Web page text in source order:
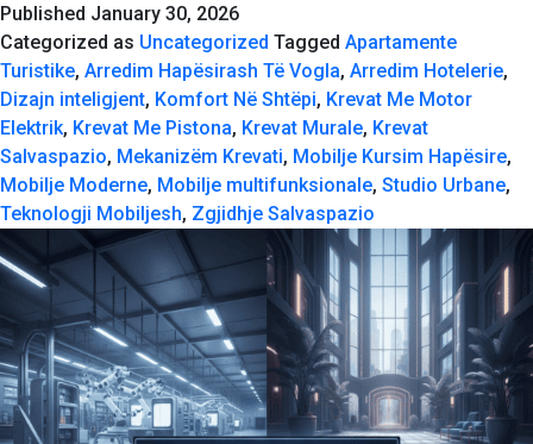
Salvaspazio
–
Teknologjia
Pas
Komfortit
Published January 30, 2026
Categorized as Uncategorized Tagged Apartamente
Turistike, Arredim Hapësirash Të Vogla, Arredim Hotelerie,
Dizajn inteligjent, Komfort Në Shtëpi, Krevat Me Motor
Elektrik, Krevat Me Pistona, Krevat Murale, Krevat
Salvaspazio, Mekanizëm Krevati, Mobilje Kursim Hapësire,
Mobilje Moderne, Mobilje multifunksionale, Studio Urbane,
Teknologji Mobiljesh, Zgjidhje Salvaspazio